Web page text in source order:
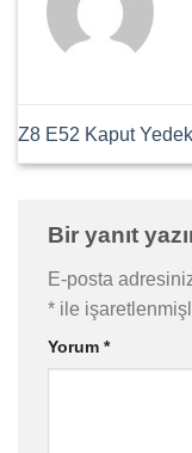
Z8 E52 Kaput
Bir yanıt
E-posta
* ile
Yorum *